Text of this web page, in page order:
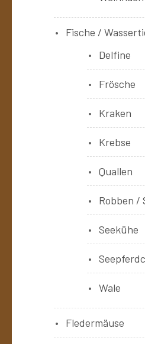
Fische /
Delfine
Frösche
Kraken
Krebse
Quallen
Robben /
Seekühe
Wale
Fledermäuse